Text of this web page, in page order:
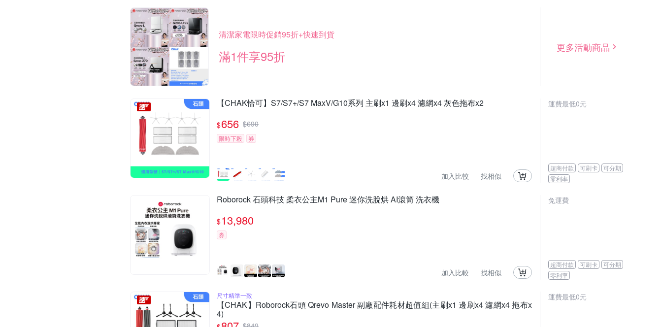
清潔家電限時促銷95折+快速到貨
滿1件享95折
更多活動商品
【CHAK恰可】S7/S7+/S7 MaxV/G10系列 主刷x1 邊刷x4 濾網x4 灰色拖布x2
$656 $690
限時下殺 券
加入比較 找相似
運費最低0元
超商付款 可刷卡
可分期
零利率
Roborock 石頭科技 柔衣公主M1 Pure 迷你洗脫烘 AI滾筒 洗衣機
$13,980
券
加入比較 找相似
免運費
超商付款 可刷卡
可分期
零利率
尺寸精準一致
【CHAK】Roborock石頭 Qrevo Master 副廠配件耗材超值組(主刷x1 邊刷x4 濾網x4 拖布x
4)
運費最低0元